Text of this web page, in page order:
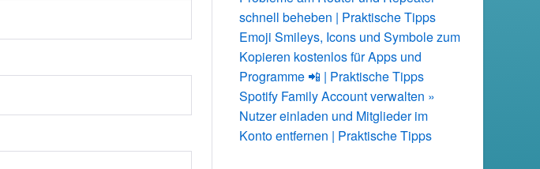
schnell beheben | Praktische Tipps
Emoji Smileys, Icons und Symbole zum
Kopieren kostenlos für Apps und
Programme 📲 | Praktische Tipps
Spotify Family Account verwalten »
Nutzer einladen und Mitglieder im
Konto entfernen | Praktische Tipps